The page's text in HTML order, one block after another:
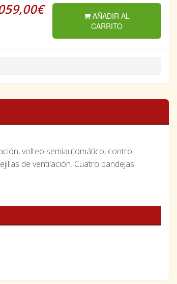
AÑADIR AL
CARRITO
volteo semiautomático, control
de ventilación. Cuatro bandejas